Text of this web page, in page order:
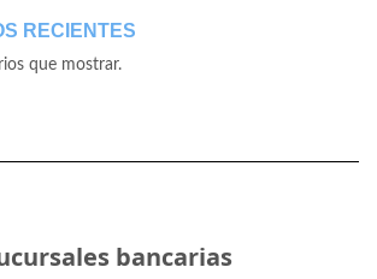
RECIENTES
que mostrar.
bancarias